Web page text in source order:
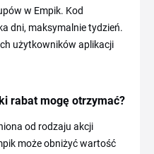
w Empik. Kod
dni, maksymalnie tydzień.
użytkowników aplikacji
rabat mogę otrzymać?
od rodzaju akcji
może obniżyć wartość